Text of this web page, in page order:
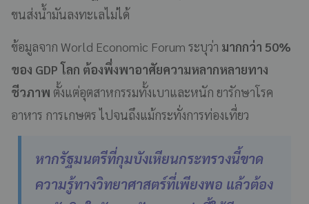
ขนส่งน้ำมันลงทะเลไม่ได้
ข้อมูลจาก World Economic Forum ระบุว่า มากกว่า 50%
ของ GDP โลก ต้องพึ่งพาอาศัยความหลากหลายทาง
ชีวภาพ ตั้งแต่อุตสาหกรรมทั้งเบาและหนัก ยารักษาโรค
อาหาร การเกษตร ไปจนถึงแม้กระทั่งการท่องเที่ยว
หากรัฐมนตรีที่กุมบังเหียนกระทรวงนี้ขาด
ความรู้ทางวิทยาศาสตร์ที่เพียงพอ แล้วต้อง